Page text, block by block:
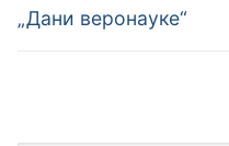
„Дани веронауке“